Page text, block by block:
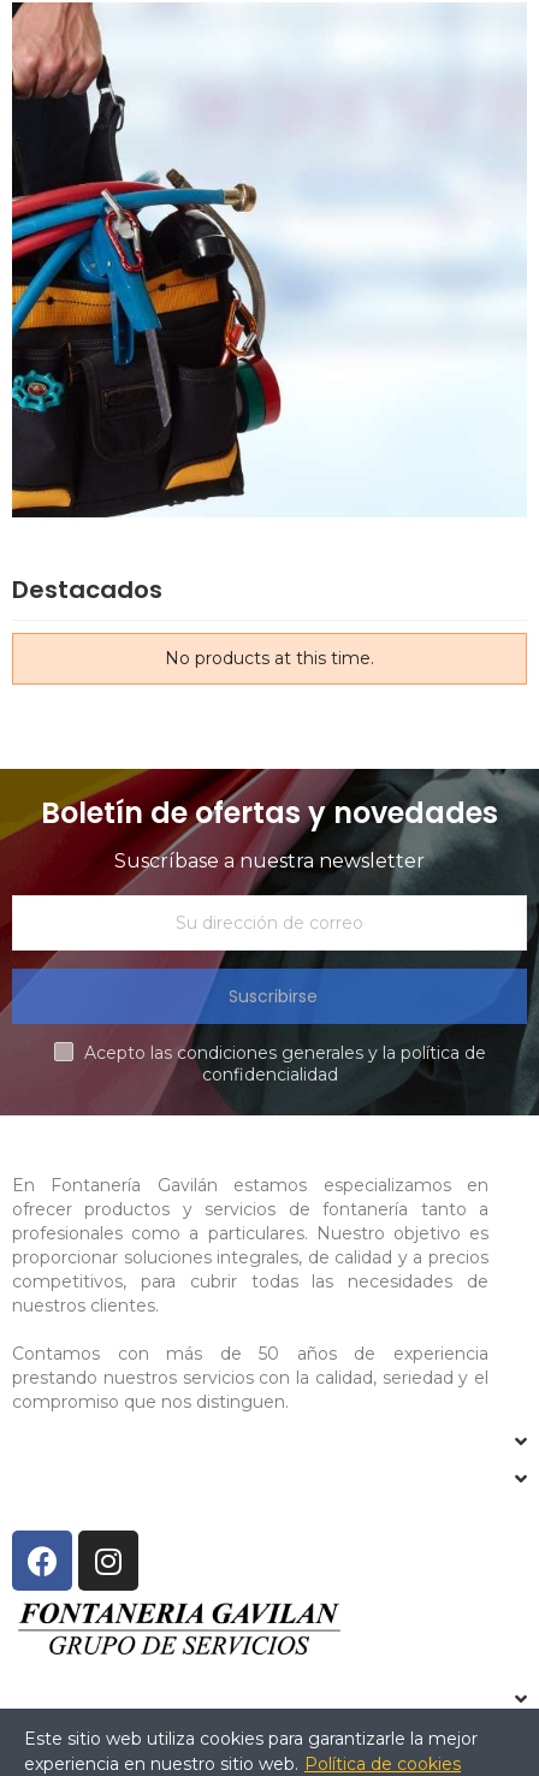
Destacados
No products at this time.
Boletín de ofertas y novedades
Suscríbase a nuestra newsletter
Suscribirse
Acepto las condiciones generales y la política de
confidencialidad
En Fontanería Gavilán estamos especializamos en
ofrecer productos y servicios de fontanería tanto a
profesionales como a particulares. Nuestro objetivo es
proporcionar soluciones integrales, de calidad y a precios
competitivos, para cubrir todas las necesidades de
nuestros clientes.
Contamos con más de 50 años de experiencia
prestando nuestros servicios con la calidad, seriedad y el
compromiso que nos distinguen.
Este sitio web utiliza cookies para garantizarle la mejor
experiencia en nuestro sitio web. Política de cookies